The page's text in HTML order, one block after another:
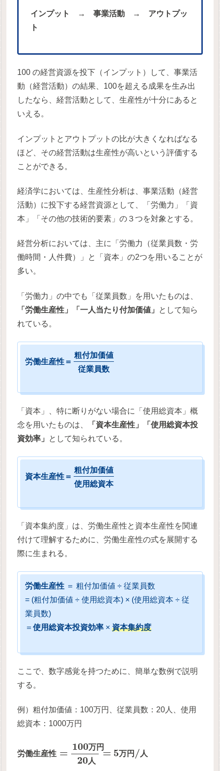
インプット → 事業活動 → アウトプッ
ト
100 の経営資源を投下（インプット）して、事業活
動（経営活動）の結果、100を超える成果を生み出
したなら、経営活動として、生産性が十分にあると
いえる。
インプットとアウトプットの比が大きくなればなる
ほど、その経営活動は生産性が高いという評価する
ことができる。
経済学においては、生産性分析は、事業活動（経営
活動）に投下する経営資源として、「労働力」「資
本」「その他の技術的要素」の３つを対象とする。
経営分析においては、主に「労働力（従業員数・労
働時間・人件費）」と「資本」の2つを用いることが
多い。
「労働力」の中でも「従業員数」を用いたものは、
「労働生産性」「一人当たり付加価値」
として知ら
れている。
労働生産性＝
粗付加価値
従業員数
「資本」、特に断りがない場合に「使用総資本」概
念を用いたものは、
「資本生産性」「使用総資本投
資効率」
として知られている。
資本生産性＝
粗付加価値
使用総資本
「資本集約度」は、労働生産性と資本生産性を関連
付けて理解するために、労働生産性の式を展開する
際に生まれる。
労働生産性 ＝ 粗付加価値 ÷ 従業員数
= (粗付加価値 ÷ 使用総資本) × (使用総資本 ÷ 従
業員数)
＝使用総資本投資効率 ×資本集約度
ここで、数字感覚を持つために、簡単な数例で説明
する。
例）粗付加価値：100万円、従業員数：20人、使用
総資本：1000万円
労働生産性 =
100万円
20人
= 5万円 / 人